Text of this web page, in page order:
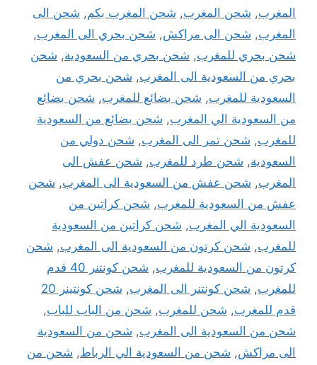
المغرب, شحن المغرب, شحن المغرب بكم, شحن الى
المغرب, شحن الى مراكش, شحن بحري الى المغرب,
شحن بحري للمغرب, شحن بحري من السعودية, شحن
بحري من السعودية الى المغرب, شحن بحري من
السعودية للمغرب, شحن بضائع للمغرب, شحن بضائع
من السعودية الي المغرب, شحن بضائع من السعودية
للمغرب, شحن تمر الى المغرب, شحن دولي من
السعودية, شحن طرد للمغرب, شحن عفش الى
المغرب, شحن عفش من السعودية الى المغرب, شحن
عفش من السعودية للمغرب, شحن كراتين من
السعودية الي المغرب, شحن كراتين من السعودية
للمغرب, شحن كرتون من السعودية الى المغرب, شحن
كرتون من السعودية للمغرب,
شحن كونتنر 40 قدم
للمغرب, شحن كونتنر الى المغرب,
شحن كونتينر 20
قدم للمغرب, شحن للمغرب, شحن من الباب للباب,
شحن من السعودية الى المغرب, شحن من السعودية
الى مراكش, شحن من السعودية الي الرباط, شحن من